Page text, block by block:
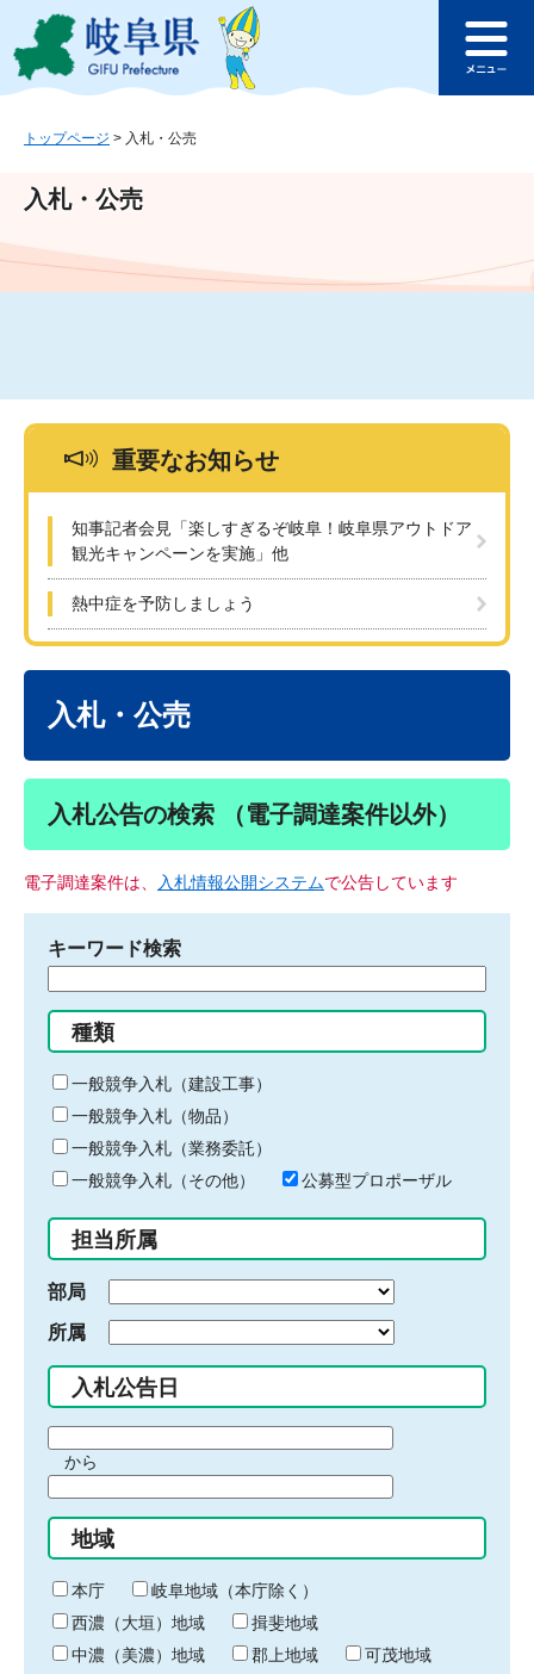
ジ
ュ
文
このページの本文へ
ュ
トップページ > 入札・公売
入札・公売
重要なお知らせ
知事記者会見「楽しすぎるぞ岐阜！岐阜県アウトドア
観光キャンペーンを実施」他
熱中症を予防しましょう
入札・公売
入札公告の検索 （電子調達案件以外）
電子調達案件は、 入札情報公開システムで公告しています
キーワード検索
る
キ
ー
ワ
ー
ド
入
力
種類
一般競争入札（建設工事）
一般競争入札（物品）
一般競争入札（業務委託）
一般競争入札（その他）
公募型プロポーザル
担当所属
部局
所属
入札公告日
間
始
り
から
間
終
わ
り
地域
本庁
岐阜地域（本庁除く）
西濃（大垣）地域
揖斐地域
中濃（美濃）地域
郡上地域
可茂地域